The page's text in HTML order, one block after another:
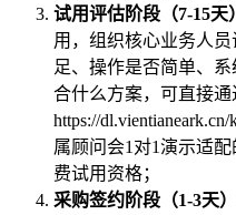
试用评估阶段（7-15天）
用，组织核心业务人
足、操作是否简单、
合什么方案，可直接
https://
属顾问会1对1演示适
费试用资格；
采购签约阶段（1-3天）